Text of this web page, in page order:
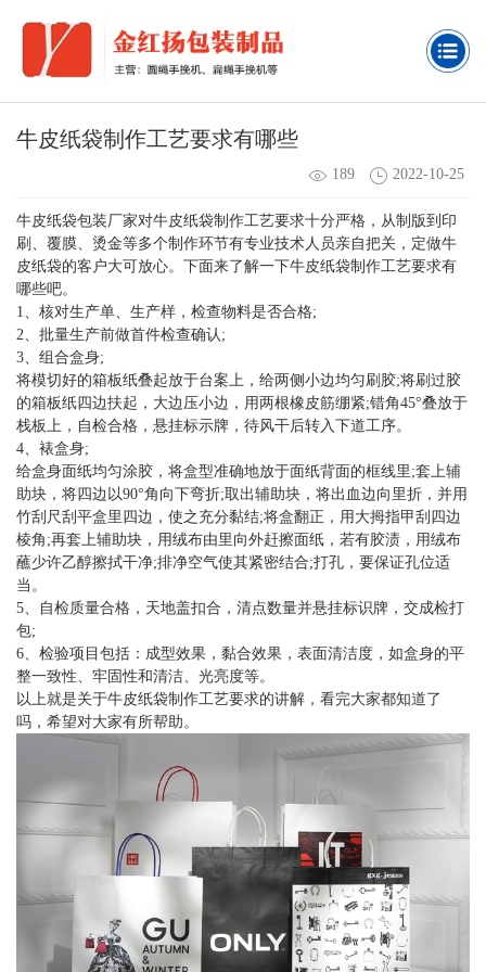
牛皮纸袋制作工艺要求有哪些
189 2022-10-25
牛皮纸袋包装厂家对牛皮纸袋制作工艺要求十分严格，从制版到印
刷、覆膜、烫金等多个制作环节有专业技术人员亲自把关，定做牛
皮纸袋的客户大可放心。下面来了解一下牛皮纸袋制作工艺要求有
哪些吧。
1、核对生产单、生产样，检查物料是否合格;
2、批量生产前做首件检查确认;
3、组合盒身;
将模切好的箱板纸叠起放于台案上，给两侧小边均匀刷胶;将刷过胶
的箱板纸四边扶起，大边压小边，用两根橡皮筋绷紧;错角45°叠放于
栈板上，自检合格，悬挂标示牌，待风干后转入下道工序。
4、裱盒身;
给盒身面纸均匀涂胶，将盒型准确地放于面纸背面的框线里;套上辅
助块，将四边以90°角向下弯折;取出辅助块，将出血边向里折，并用
竹刮尺刮平盒里四边，使之充分黏结;将盒翻正，用大拇指甲刮四边
棱角;再套上辅助块，用绒布由里向外赶擦面纸，若有胶渍，用绒布
蘸少许乙醇擦拭干净;排净空气使其紧密结合;打孔，要保证孔位适
当。
5、自检质量合格，天地盖扣合，清点数量并悬挂标识牌，交成检打
包;
6、检验项目包括：成型效果，黏合效果，表面清洁度，如盒身的平
整一致性、牢固性和清洁、光亮度等。
以上就是关于牛皮纸袋制作工艺要求的讲解，看完大家都知道了
吗，希望对大家有所帮助。